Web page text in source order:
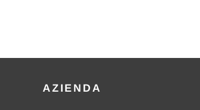
AZIENDA